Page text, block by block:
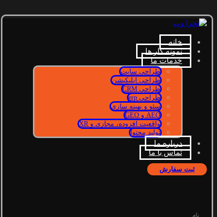
خانه
نمونه کار ها
خدمات ما
طراحی سایت
طراحی اپلیکیشن
طراحی CRM
طراحی erp
سئو و بهینه سازی
AEO و GEO
واقعیت افزوده، مجازی و XR
تولید محتوا
درباره ما
تماس با ما
ثبت سفارش
نام